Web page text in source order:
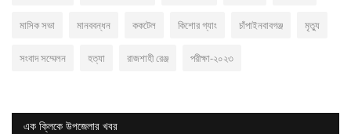
মাসিক সভা মানববন্ধন ককটেল কিশোর গ্যাং চাঁপাইনবাবগঞ্জ মৃত্যু
সংবাদ সম্মেলন হত্যা রাজশাহী রেঞ্জ পরীক্ষা-২০২৩
এক ক্লিকে উপজেলার খবর